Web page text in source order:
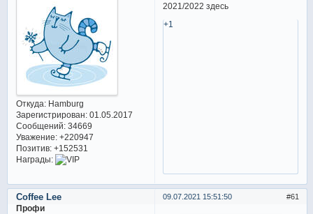
Откуда:Hamburg
Зарегистрирован: 01.05.2017
Сообщений:34669
Уважение: +220947
Позитив: +152531
Награды:
2021/2022 здесь
+1
61
09.07.2021 15:51:50
Coffee Lee
Профи